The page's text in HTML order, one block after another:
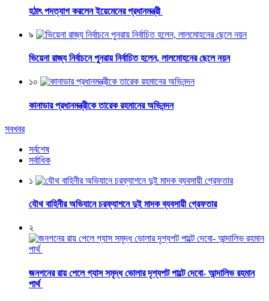
হঠাৎ পদত্যাগ করলেন ইয়েমেনের প্রধানমন্ত্রী
৯
ভিয়েনা রাজ্য নির্বাচনে পুনরায় নির্বাচিত হলেন, লালমোহনের ছেলে নয়ন
১০
কানাডার প্রধানমন্ত্রীকে তারেক রহমানের অভিনন্দন
সবখবর
সর্বশেষ
সর্বাধিক
১
যৌথ বাহিনীর অভিযানে চরফ্যাশনে দুই মাদক ব্যবসায়ী গ্রেফতার
২
জনগনের রায় পেলে গ্যাস সমৃদ্ধ ভোলার দৃশ্যপট পাল্টে দেবো- আন্দালিভ রহমান
পার্থ